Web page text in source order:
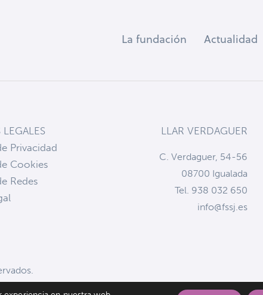
La fundación Actualidad
LEGALES
Privacidad
Cookies
Redes
LLAR VERDAGUER
C. Verdaguer, 54-56
08700 Igualada
Tel. 938 032 650
info@fssj.es